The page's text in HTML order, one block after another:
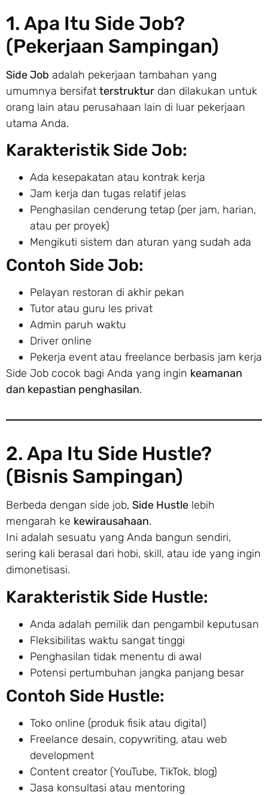
1. Apa Itu Side Job?
(Pekerjaan Sampingan)
Side Job adalah pekerjaan tambahan yang
umumnya bersifat terstruktur dan dilakukan untuk
orang lain atau perusahaan lain di luar pekerjaan
utama Anda.
Karakteristik Side Job:
Ada kesepakatan atau kontrak kerja
Jam kerja dan tugas relatif jelas
Penghasilan cenderung tetap (per jam, harian,
atau per proyek)
Mengikuti sistem dan aturan yang sudah ada
Contoh Side Job:
Pelayan restoran di akhir pekan
Tutor atau guru les privat
Admin paruh waktu
Driver online
Pekerja event atau freelance berbasis jam kerja
Side Job cocok bagi Anda yang ingin keamanan
dan kepastian penghasilan.
2. Apa Itu Side Hustle?
(Bisnis Sampingan)
Berbeda dengan side job, Side Hustle lebih
mengarah ke kewirausahaan.
Ini adalah sesuatu yang Anda bangun sendiri,
sering kali berasal dari hobi, skill, atau ide yang ingin
dimonetisasi.
Karakteristik Side Hustle:
Anda adalah pemilik dan pengambil keputusan
Fleksibilitas waktu sangat tinggi
Penghasilan tidak menentu di awal
Potensi pertumbuhan jangka panjang besar
Contoh Side Hustle:
Toko online (produk fisik atau digital)
Freelance desain, copywriting, atau web
development
Content creator (YouTube, TikTok, blog)
Jasa konsultasi atau mentoring